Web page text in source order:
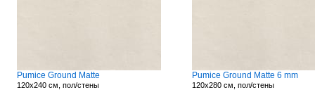
Pumice Ground Matte
120x240 см, пол/стены
Pumice Ground Matte 6 mm
120x280 см, пол/стены